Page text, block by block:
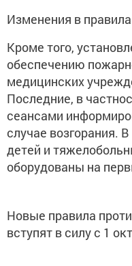
Изменения в
Кроме того,
обеспечению
медицинских
Последние, в
сеансами
случае возгорания.
детей и
оборудованы на
Новые правила
вступят в силу с 1